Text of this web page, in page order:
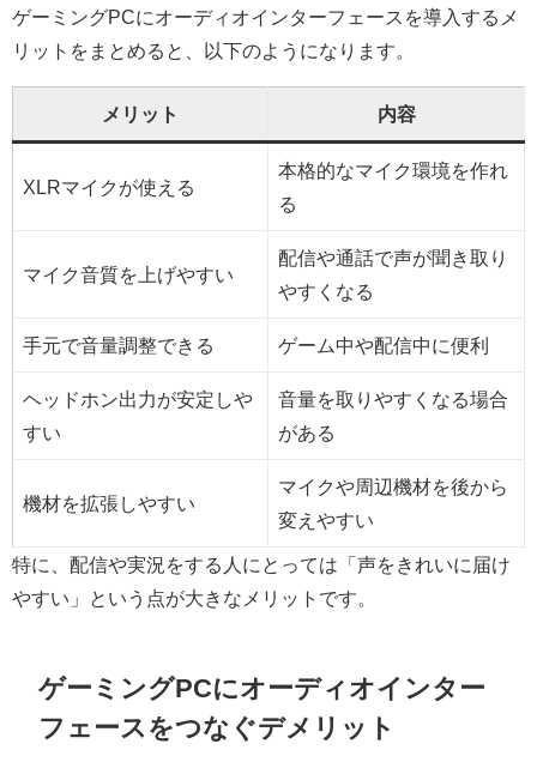
ゲーミングPCにオーディオインターフェースを導入するメ
リットをまとめると、以下のようになります。
メリット 内容
XLRマイクが使える
本格的なマイク環境を作れ
る
マイク音質を上げやすい
配信や通話で声が聞き取り
やすくなる
手元で音量調整できる ゲーム中や配信中に便利
ヘッドホン出力が安定しや
すい
音量を取りやすくなる場合
がある
機材を拡張しやすい
マイクや周辺機材を後から
変えやすい
特に、配信や実況をする人にとっては「声をきれいに届け
やすい」という点が大きなメリットです。
ゲーミングPCにオーディオインター
フェースをつなぐデメリット